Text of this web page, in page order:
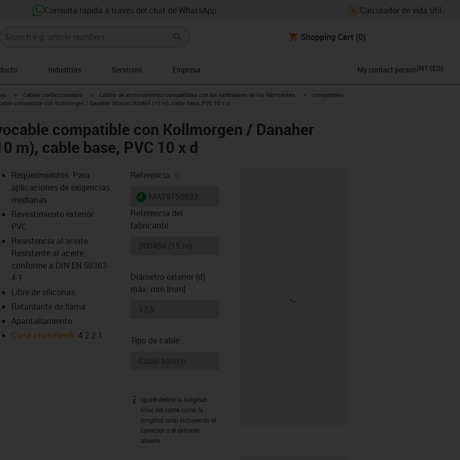
Consulta rápida a través del chat de WhatsApp Calculador de vida útil.
Shopping Cart (0)
Industrias Servicios Empresa My contact personINT (ES)
igus-icon-arrow-right
Cables confeccionados igus-icon-arrow-right
Cables de accionamiento compatibles con los estándares de los fabricantes igus-icon-arrow-right
compatibles
compatible con Kollmorgen / Danaher Motion 200464 (10 m), cable base, PVC 10 x d
compatible con Kollmorgen / Danaher
m), cable base, PVC 10 x d
icon-lupe
icon-lupe
Requerimientos: Para
aplicaciones de exigencias
medianas
Revestimiento exterior:
PVC
Resistencia al aceite:
Resistente al aceite
conforme a DIN EN 50363-
4-1
Libre de siliconas
Retardante de llama
Apantallamiento
Clase chainflex®: 4.2.2.1
Referencia
igus-icon-lieferzeit
Referencia del
fabricante
Diámetro exterior (d)
máx. mm [mm]
Tipo de cable
igus-icon-info
igus® define la longitud
total del cable como la
longitud total incluyendo el
conector o el extremo
abierto.